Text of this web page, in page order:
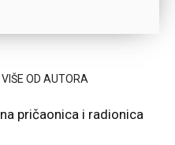
VIŠE OD AUTORA
pričaonica i radionica